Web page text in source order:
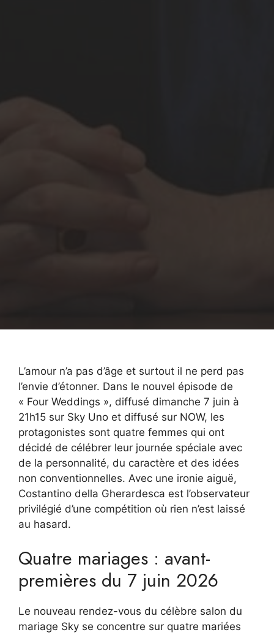
L’amour n’a pas d’âge et surtout il ne perd pas
l’envie d’étonner. Dans le nouvel épisode de
« Four Weddings », diffusé dimanche 7 juin à
21h15 sur Sky Uno et diffusé sur NOW, les
protagonistes sont quatre femmes qui ont
décidé de célébrer leur journée spéciale avec
de la personnalité, du caractère et des idées
non conventionnelles. Avec une ironie aiguë,
Costantino della Gherardesca est l’observateur
privilégié d’une compétition où rien n’est laissé
au hasard.
Quatre mariages : avant-
premières du 7 juin 2026
Le nouveau rendez-vous du célèbre salon du
mariage Sky se concentre sur quatre mariées